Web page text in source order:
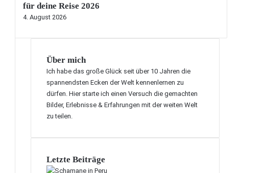
h
l
e
für deine Reise 2026
4. August 2026
Über mich
Ich habe das große Glück seit über 10 Jahren die
spannendsten Ecken der Welt kennenlernen zu
dürfen. Hier starte ich einen Versuch die gemachten
Bilder, Erlebnisse & Erfahrungen mit der weiten Welt
zu teilen.
Letzte Beiträge